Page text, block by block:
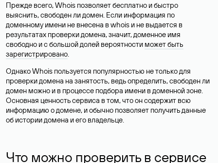
Прежде всего, Whois позволяет бесплатно и быстро
выяснить, свободен ли домен. Если информация по
доменному имени не внесена в whois и не выдается в
результатах проверки домена, значит, доменное имя
свободно и с большой долей вероятности может быть
зарегистрировано.
Однако Whois пользуется популярностью не только для
проверки домена на занятость, ведь определить, свободен ли
домен можно и в процессе подбора имени в доменной зоне.
Основная ценность сервиса в том, что он содержит всю
информацию о домене, и обычно позволяет получить данные
об истории домена и его владельце.
Что можно проверить в сервисе